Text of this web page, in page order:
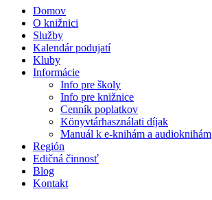
Domov
O knižnici
Služby
Kalendár podujatí
Kluby
Informácie
Info pre školy
Info pre knižnice
Cenník poplatkov
Könyvtárhasználati díjak
Manuál k e-knihám a audioknihám
Región
Edičná činnosť
Blog
Kontakt